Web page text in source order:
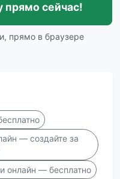
прямо сейчас!
прямо в браузере
— создайте за
онлайн — бесплатно